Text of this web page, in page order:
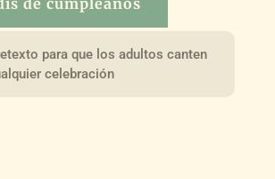
para que los adultos canten
celebración